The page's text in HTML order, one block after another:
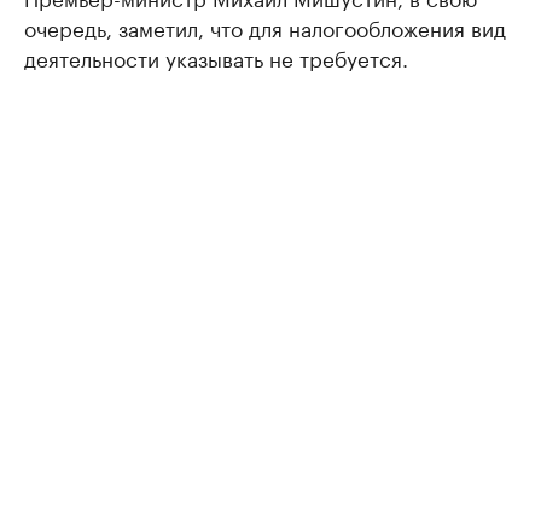
очередь, заметил, что для налогообложения вид
деятельности указывать не требуется.